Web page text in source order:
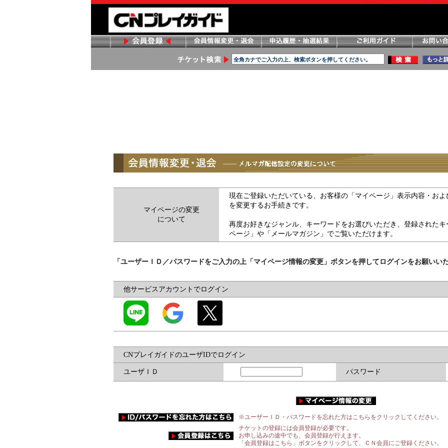
マイページの変更
について
現在ご登録いただいている、お客様の「マイページ」表示内容・お
を変更するお手続きです。
再度お好きなジャンル、キーワードをお選びいただき、登録された
ページ」や「メールマガジン」でご覧いただけます。
「ユーザーＩＤ／パスワードをご入力の上「マイページ情報の変更」ボタンを押してログインをお願いいた
他サービスアカウントでログイン
CNプレイガイドのユーザIDでログイン
ユーザＩＤ パスワード
※ユーザーＩＤ・パスワードを忘れた方はこちらをクリックしてください。
チケットの登録には会員登録が必要です。
お申し込みの途中でも、会員登録が行えます。
「会員登録はこちら」ボタンをクリックして、ＣＮ会員にご登録ください。